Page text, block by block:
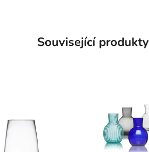
Související produkty